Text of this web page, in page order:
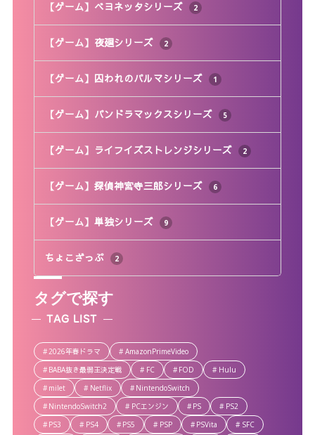
【ゲーム】ベヨネッタシリーズ 2
【ゲーム】夜廻シリーズ 2
【ゲーム】囚われのパルマシリーズ 1
【ゲーム】パンドラマックスシリーズ 5
【ゲーム】ライフイズストレンジシリーズ 2
【ゲーム】探偵神宮寺三郎シリーズ 6
【ゲーム】単独シリーズ 9
ちょこざっぷ 2
タグで探す
TAG LIST
2026年春ドラマ
AmazonPrimeVideo
BABA抜き最弱王決定戦
FC FOD
Hulu
milet
Netflix
NintendoSwitch
NintendoSwitch2
PCエンジン PS
PS2
PS3
PS4 PS5 PSP PSVita SFC